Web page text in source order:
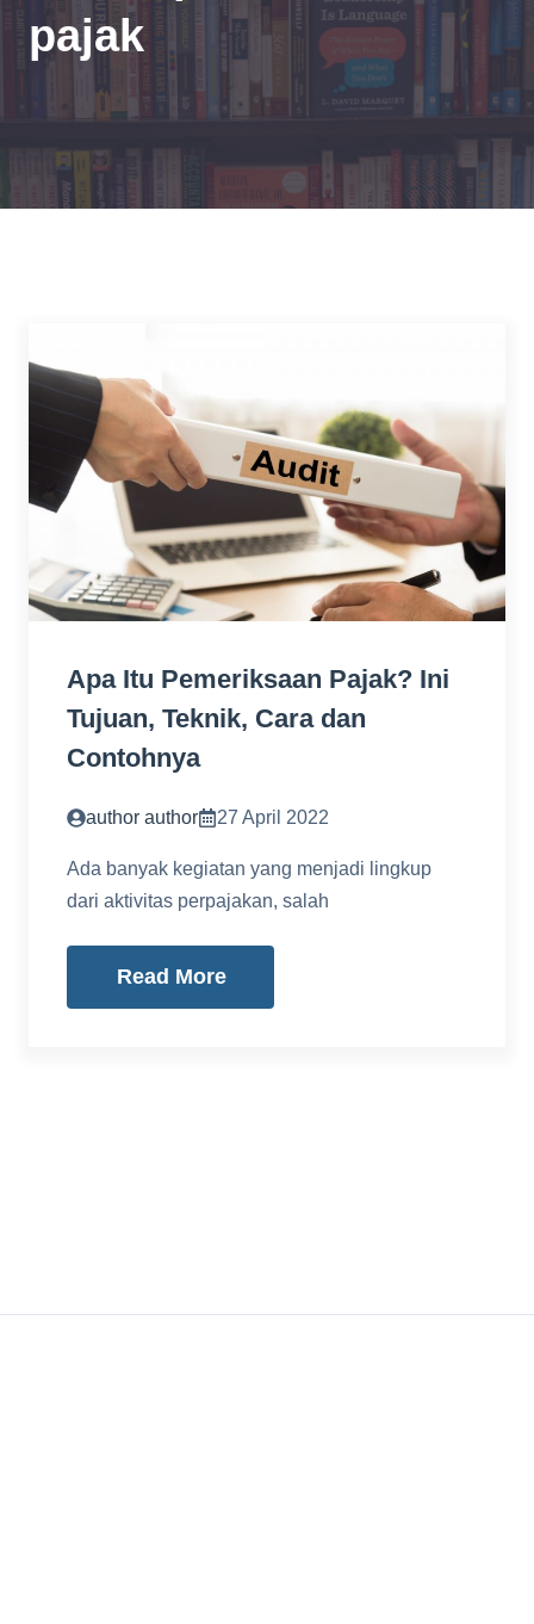
pajak
Apa Itu Pemeriksaan Pajak? Ini
Tujuan, Teknik, Cara dan
Contohnya
author author 27 April 2022
Ada banyak kegiatan yang menjadi lingkup
dari aktivitas perpajakan, salah
Read More